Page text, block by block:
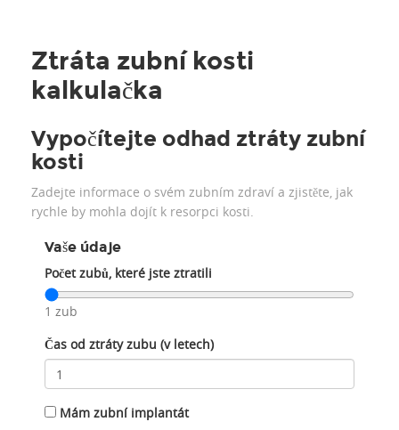
Ztráta zubní kosti
kalkulačka
Vypočítejte odhad ztráty zubní
kosti
Zadejte informace o svém zubním zdraví a zjistěte, jak
rychle by mohla dojít k resorpci kosti.
Vaše údaje
Počet zubů, které jste ztratili
1 zub
Čas od ztráty zubu (v letech)
Mám zubní implantát